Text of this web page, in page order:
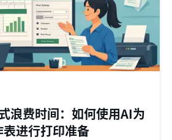
浪费时间：如何使用AI为
进行打印准备